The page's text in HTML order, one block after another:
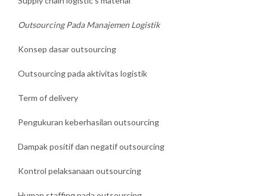
Outsourcing Pada Manajemen Logistik
Konsep dasar outsourcing
Outsourcing pada aktivitas logistik
Term of delivery
Pengukuran keberhasilan outsourcing
Dampak positif dan negatif outsourcing
Kontrol pelaksanaan outsourcing